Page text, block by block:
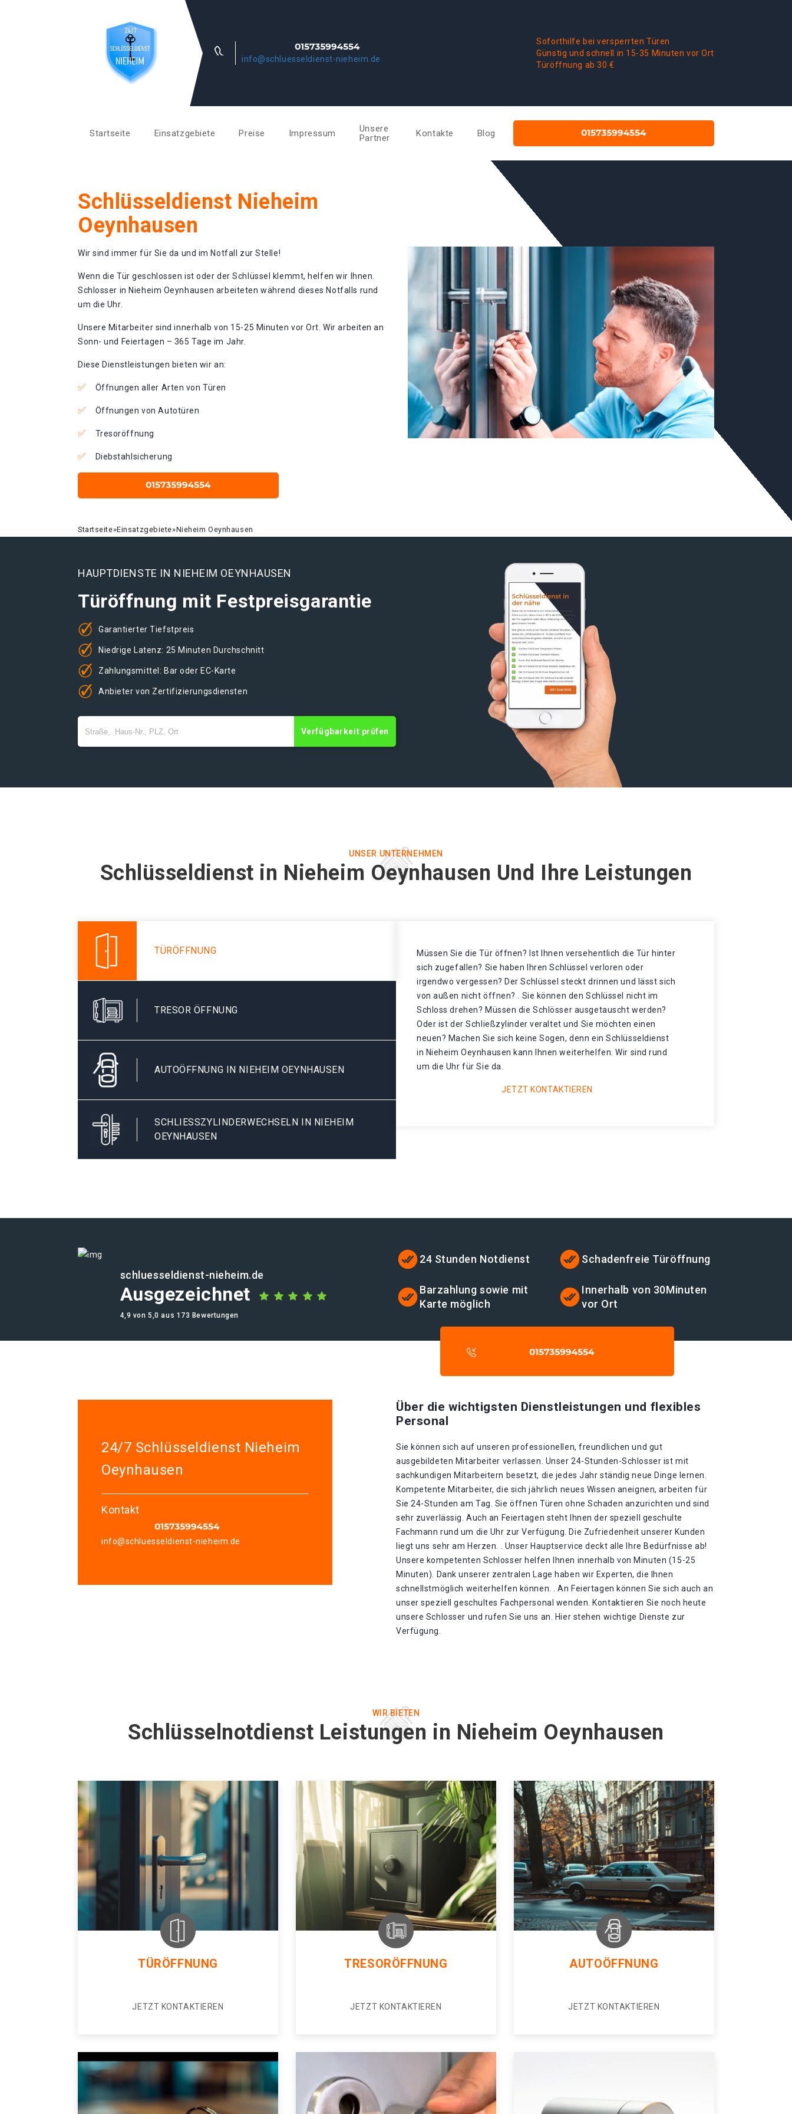
info@schluesseldienst-nieheim.de
Soforthilfe bei versperrten Türen
Günstig und schnell in 15-35 Minuten vor Ort
Türöffnung ab 30 €
Startseite Einsatzgebiete Preise Impressum
Unsere
Partner
Kontakte Blog
Schlüsseldienst Nieheim
Oeynhausen
Wir sind immer für Sie da und im Notfall zur Stelle!
Wenn die Tür geschlossen ist oder der Schlüssel klemmt, helfen wir Ihnen.
Schlosser in Nieheim Oeynhausen arbeiteten während dieses Notfalls rund
um die Uhr.
Unsere Mitarbeiter sind innerhalb von 15-25 Minuten vor Ort. Wir arbeiten an
Sonn- und Feiertagen – 365 Tage im Jahr.
Diese Dienstleistungen bieten wir an:
Öffnungen aller Arten von Türen
Öffnungen von Autotüren
Tresoröffnung
Diebstahlsicherung
Startseite»Einsatzgebiete»Nieheim Oeynhausen
HAUPTDIENSTE IN NIEHEIM OEYNHAUSEN
Türöffnung mit Festpreisgarantie
Garantierter Tiefstpreis
Niedrige Latenz: 25 Minuten Durchschnitt
Zahlungsmittel: Bar oder EC-Karte
Anbieter von Zertifizierungsdiensten
Verfügbarkeit prüfen
UNSER UNTERNEHMEN
Schlüsseldienst in Nieheim Oeynhausen Und Ihre Leistungen
TÜRÖFFNUNG
TRESOR ÖFFNUNG
AUTOÖFFNUNG IN NIEHEIM OEYNHAUSEN
SCHLIESSZYLINDERWECHSELN IN NIEHEIM O
EYNHAUSEN
Müssen Sie die Tür öffnen? Ist Ihnen versehentlich die Tür hinter
sich zugefallen? Sie haben Ihren Schlüssel verloren oder
irgendwo vergessen? Der Schlüssel steckt drinnen und lässt sich
von außen nicht öffnen? . Sie können den Schlüssel nicht im
Schloss drehen? Müssen die Schlösser ausgetauscht werden?
Oder ist der Schließzylinder veraltet und Sie möchten einen
neuen? Machen Sie sich keine Sogen, denn ein Schlüsseldienst
in Nieheim Oeynhausen kann Ihnen weiterhelfen. Wir sind rund
um die Uhr für Sie da.
JETZT KONTAKTIEREN
schluesseldienst-nieheim.de
Ausgezeichnet
4,9 von 5,0 aus 173 Bewertungen
24 Stunden Notdienst Schadenfreie Türöffnung
Barzahlung sowie mit
Karte möglich
Innerhalb von 30Minuten
vor Ort
24/7 Schlüsseldienst Nieheim
Oeynhausen
Kontakt
info@schluesseldienst-nieheim.de
Über die wichtigsten Dienstleistungen und flexibles
Personal
Sie können sich auf unseren professionellen, freundlichen und gut
ausgebildeten Mitarbeiter verlassen. Unser 24-Stunden-Schlosser ist mit
sachkundigen Mitarbeitern besetzt, die jedes Jahr ständig neue Dinge lernen.
Kompetente Mitarbeiter, die sich jährlich neues Wissen aneignen, arbeiten für
Sie 24-Stunden am Tag. Sie öffnen Türen ohne Schaden anzurichten und sind
sehr zuverlässig. Auch an Feiertagen steht Ihnen der speziell geschulte
Fachmann rund um die Uhr zur Verfügung. Die Zufriedenheit unserer Kunden
liegt uns sehr am Herzen. . Unser Hauptservice deckt alle Ihre Bedürfnisse ab!
Unsere kompetenten Schlosser helfen Ihnen innerhalb von Minuten (15-25
Minuten). Dank unserer zentralen Lage haben wir Experten, die Ihnen
schnellstmöglich weiterhelfen können. . An Feiertagen können Sie sich auch an
unser speziell geschultes Fachpersonal wenden. Kontaktieren Sie noch heute
unsere Schlosser und rufen Sie uns an. Hier stehen wichtige Dienste zur
Verfügung.
WIR BIETEN
Schlüsselnotdienst Leistungen in Nieheim Oeynhausen
TÜRÖFFNUNG
JETZT KONTAKTIEREN
TRESORÖFFNUNG
JETZT KONTAKTIEREN
AUTOÖFFNUNG
JETZT KONTAKTIEREN